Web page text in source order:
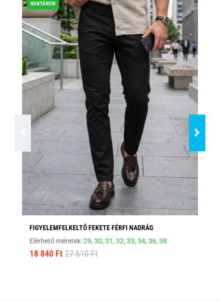
RAKTÁRON
FIGYELEMFELKELTŐ FEKETE FÉRFI NADRÁG
Elérhető méretek:29,30,31,32,33,34,36,38
18 840 Ft 27 610 Ft